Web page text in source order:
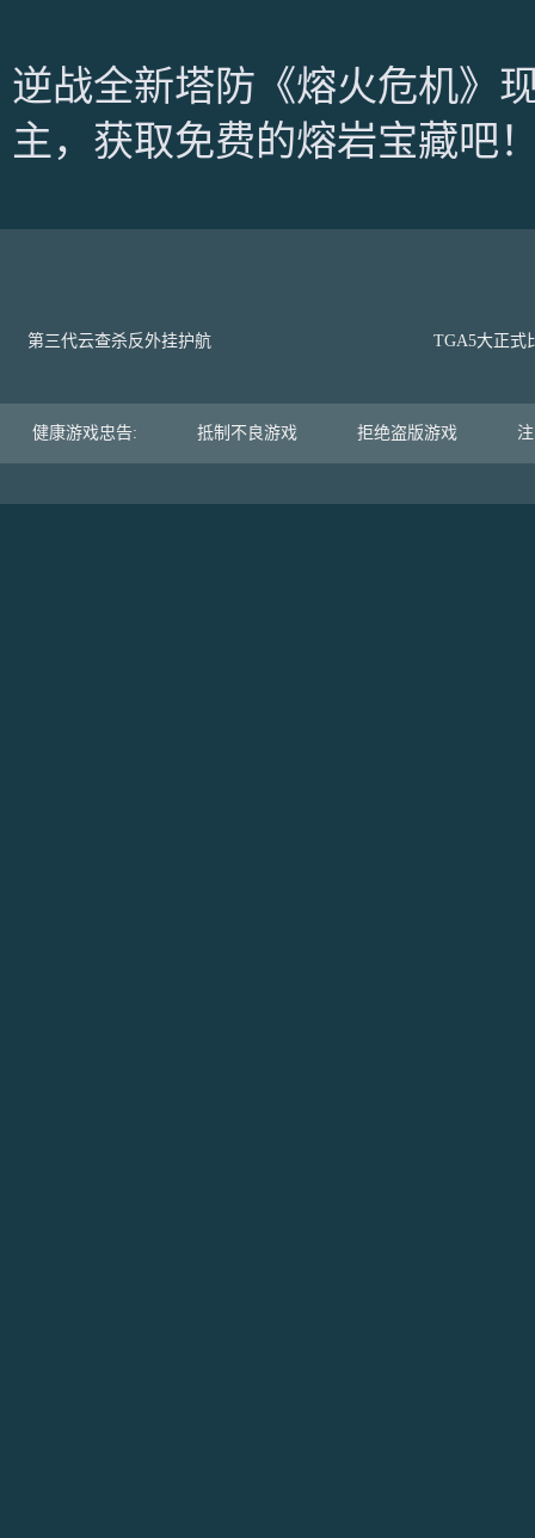
逆战全新塔防《熔火危机》
主，获取免费的熔岩宝藏吧
第三代云查杀反外挂护航 TGA5大正式
健康游戏忠告: 抵制不良游戏 拒绝盗版游戏